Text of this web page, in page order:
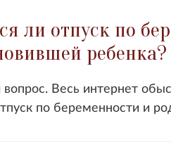
ли отпуск по
ребенка?
Весь интернет
по беременности и